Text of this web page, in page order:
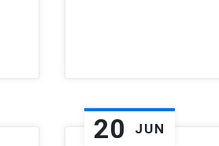
20 JUN